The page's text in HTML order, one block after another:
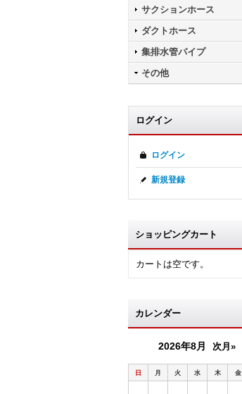
サクションホース
ダクトホース
集排水管パイプ
その他
ログイン
ログイン
新規登録
ショッピングカート
カートは空です。
カレンダー
2026年8月 次月»
日 月 火 水 木 金